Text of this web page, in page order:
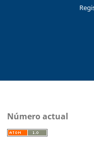
Número actual